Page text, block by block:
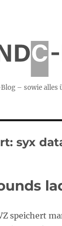
– sowie alles
syx
speichert